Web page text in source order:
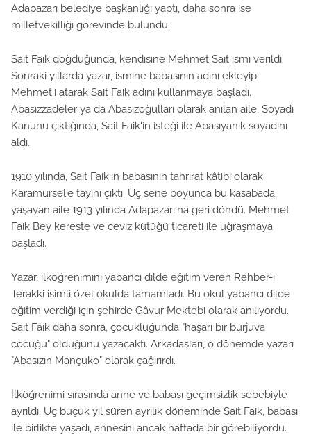
Adapazarı belediye başkanlığı yaptı, daha sonra ise
milletvekilliği görevinde bulundu.
Sait Faik doğduğunda, kendisine Mehmet Sait ismi verildi.
Sonraki yıllarda yazar, ismine babasının adını ekleyip
Mehmet'i atarak Sait Faik adını kullanmaya başladı.
Abasızzadeler ya da Abasızoğulları olarak anılan aile, Soyadı
Kanunu çıktığında, Sait Faik'in isteği ile Abasıyanık soyadını
aldı.
1910 yılında, Sait Faik'in babasının tahrirat kâtibi olarak
Karamürsel'e tayini çıktı. Üç sene boyunca bu kasabada
yaşayan aile 1913 yılında Adapazarı'na geri döndü. Mehmet
Faik Bey kereste ve ceviz kütüğü ticareti ile uğraşmaya
başladı.
Yazar, ilköğrenimini yabancı dilde eğitim veren Rehber-i
Terakki isimli özel okulda tamamladı. Bu okul yabancı dilde
eğitim verdiği için şehirde Gâvur Mektebi olarak anılıyordu.
Sait Faik daha sonra, çocukluğunda "haşarı bir burjuva
çocuğu" olduğunu yazacaktı. Arkadaşları, o dönemde yazarı
"Abasızın Mançuko" olarak çağırırdı.
İlköğrenimi sırasında anne ve babası geçimsizlik sebebiyle
ayrıldı. Üç buçuk yıl süren ayrılık döneminde Sait Faik, babası
ile birlikte yaşadı, annesini ancak haftada bir görebiliyordu.